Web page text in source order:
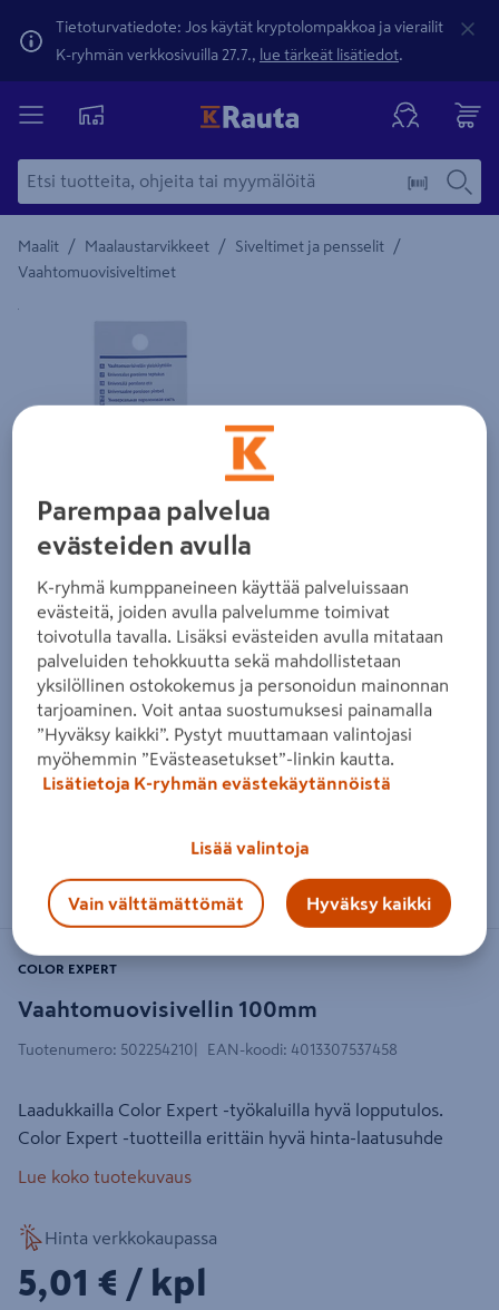
Tietoturvatiedote: Jos käytät kryptolompakkoa ja vierailit
K-ryhmän verkkosivuilla 27.7., lue tärkeät lisätiedot.
Maalit / Maalaustarvikkeet / Siveltimet ja pensselit /
Vaahtomuovisiveltimet
Yksityiskohtainen kuvaus löytyy Tuotteen kuvaus -
Zoomaa kuvaa sormilla kosketusnäytöllä
Vaahtomuovisivellin 100mm
COLOR EXPERT
Tuotenumero: 502254210 EAN-koodi: 4013307537458
Laadukkailla Color Expert -työkaluilla hyvä lopputulos.
Color Expert -tuotteilla erittäin hyvä hinta-laatusuhde
Lue koko tuotekuvaus
Hinta verkkokaupassa
5,01€/kpl
5,01 € / kpl
Parempaa palvelua
evästeiden avulla
K-ryhmä kumppaneineen käyttää palveluissaan
evästeitä, joiden avulla palvelumme toimivat
toivotulla tavalla. Lisäksi evästeiden avulla mitataan
palveluiden tehokkuutta sekä mahdollistetaan
yksilöllinen ostokokemus ja personoidun mainonnan
tarjoaminen. Voit antaa suostumuksesi painamalla
”Hyväksy kaikki”. Pystyt muuttamaan valintojasi
myöhemmin ”Evästeasetukset”-linkin kautta.
Lisätietoja K-ryhmän evästekäytännöistä
Lisää valintoja
Vain välttämättömät Hyväksy kaikki